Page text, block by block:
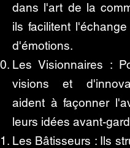
dans l'art de la
ils facilitent
d'émotions.
Les Visionnaires :
visions et
aident à façonner
leurs idées avant-
Les Bâtisseurs : Ils